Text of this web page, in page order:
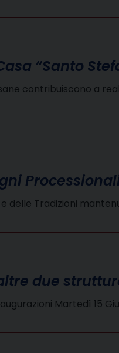
“Santo
contribuiscono a
delle Tradizioni
due
Martedì 15